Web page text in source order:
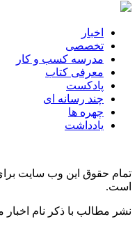
اخبار
تخصصی
مدرسه کسب و کار
معرفی کتاب
پادکست
چند رسانه ای
چهره ها
یادداشت
تمام حقوق این وب سایت
است.
نشر مطالب با ذکر نام اخبار